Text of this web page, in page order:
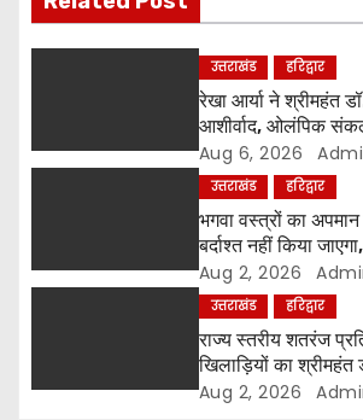
g
t
n
उत्तराखंड हरिद्वार
रेखा आर्या ने श्रीमहंत
आशीर्वाद, ओलंपिक
मिला संतों का समर्थन
Aug 6, 2026
उत्तराखंड हरिद्वार
भगवा वस्त्रों का
बर्दाश्त नहीं किया
श्रीमहंत डॉ. रविंद्र पुरी
Aug 2, 2026
उत्तराखंड हरिद्वार
राज्य स्तरीय शतरंज
खिलाड़ियों का श्रीमहंत
किया सम्मान
Aug 2, 2026